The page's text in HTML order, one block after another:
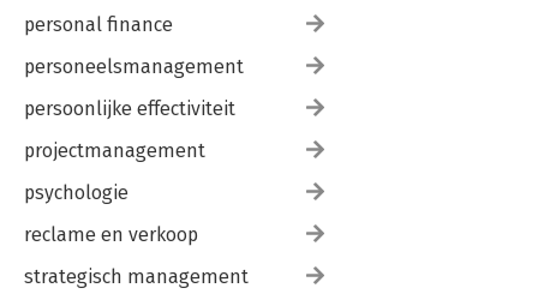
personal finance
personeelsmanagement
persoonlijke effectiviteit
projectmanagement
psychologie
reclame en verkoop
strategisch management